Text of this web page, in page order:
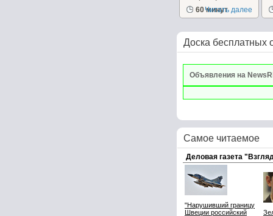
60 минут
Читать далее
Доска бесплатных
Объявления на
Самое читаемое